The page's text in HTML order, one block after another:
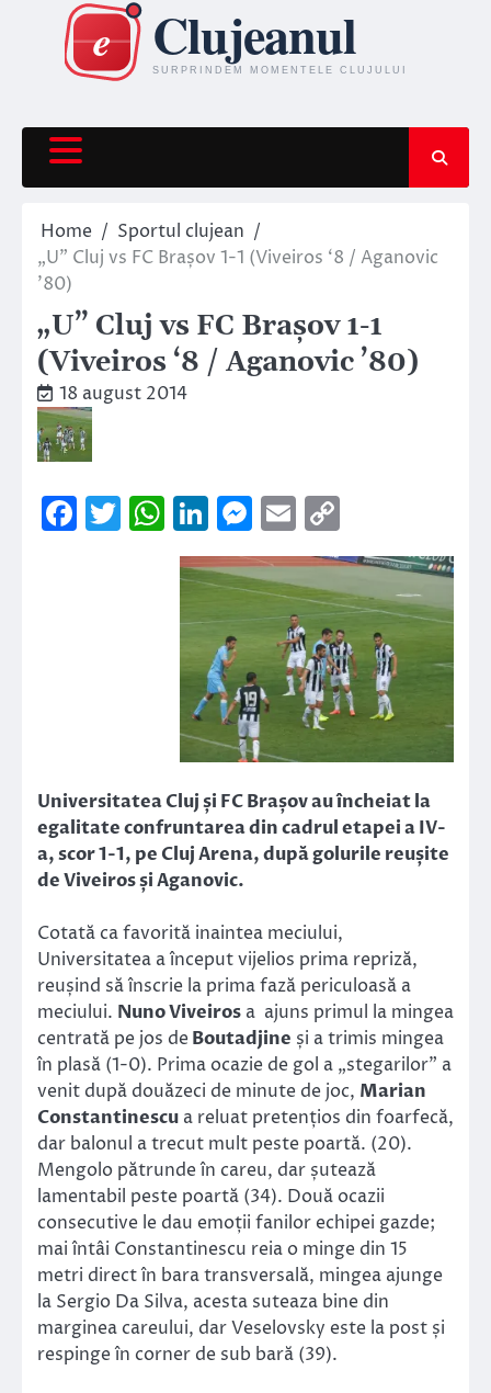
content
Home
Sportul clujean
„U” Cluj vs FC Brașov 1-1 (Viveiros ‘8 / Aganovic
’80)
„U” Cluj vs FC Brașov 1-1
(Viveiros ‘8 / Aganovic ’80)
18 august 2014
Facebook
Twitter
WhatsApp
LinkedIn
Messenger
Email
Link
Universitatea Cluj și FC Brașov au încheiat la
egalitate confruntarea din cadrul etapei a IV-
a, scor 1-1, pe Cluj Arena, după golurile reușite
de Viveiros și Aganovic.
Cotată ca favorită inaintea meciului,
Universitatea a început vijelios prima repriză,
reușind să înscrie la prima fază periculoasă a
meciului. Nuno Viveiros a ajuns primul la mingea
centrată pe jos deBoutadjine și a trimis mingea
în plasă (1-0). Prima ocazie de gol a „stegarilor” a
venit după douăzeci de minute de joc, Marian
Constantinescu a reluat pretențios din foarfecă,
dar balonul a trecut mult peste poartă. (20).
Mengolo pătrunde în careu, dar șutează
lamentabil peste poartă (34). Două ocazii
consecutive le dau emoții fanilor echipei gazde;
mai întâi Constantinescu reia o minge din 15
metri direct în bara transversală, mingea ajunge
la Sergio Da Silva, acesta suteaza bine din
marginea careului, dar Veselovsky este la post și
respinge în corner de sub bară (39).